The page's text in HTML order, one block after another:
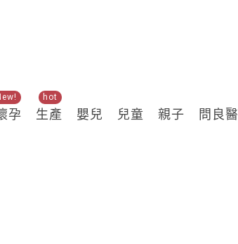
孕 生產
hot
嬰兒 兒童 親子 問良醫